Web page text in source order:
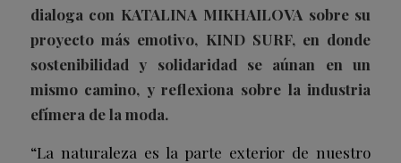
dialoga con KATALINA MIKHAILOVA sobre su
proyecto más emotivo, KIND SURF, en donde
sostenibilidad y solidaridad se aúnan en un
mismo camino, y reflexiona sobre la industria
efímera de la moda.
“La naturaleza es la parte exterior de nuestro